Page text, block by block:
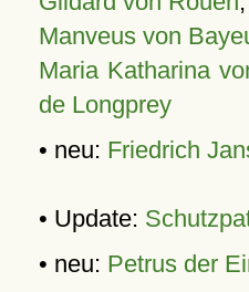
Manveus von
Maria Katharina
de Longprey
• neu: Friedrich
• Update:
• neu: Petrus der